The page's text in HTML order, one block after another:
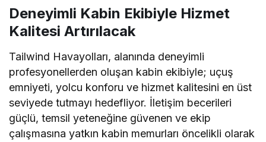
Deneyimli Kabin Ekibiyle Hizmet
Kalitesi Artırılacak
Tailwind Havayolları, alanında deneyimli
profesyonellerden oluşan kabin ekibiyle; uçuş
emniyeti, yolcu konforu ve hizmet kalitesini en üst
seviyede tutmayı hedefliyor. İletişim becerileri
güçlü, temsil yeteneğine güvenen ve ekip
çalışmasına yatkın kabin memurları öncelikli olarak